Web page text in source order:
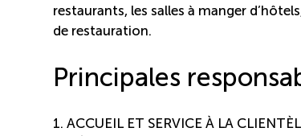
restaurants, les salles à manger
de restauration.
Principales
1. ACCUEIL ET SERVICE À LA